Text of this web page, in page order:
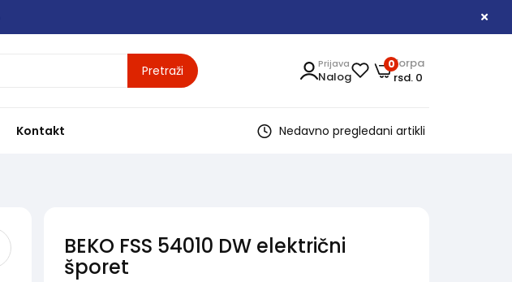
Pretraži
Korpa
rsd. 0
0
Prijava
Nalog
Kontakt Nedavno pregledani artikli
BEKO FSS 54010 DW električni
šporet